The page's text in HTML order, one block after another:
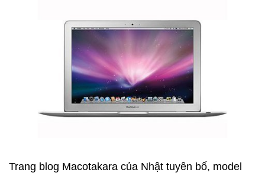
Trang blog Macotakara của Nhật tuyên bố, model